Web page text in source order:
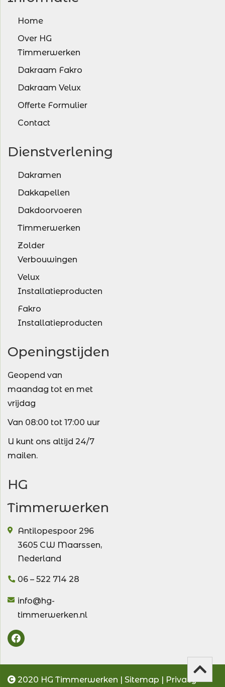
Home
Over HG
Timmerwerken
Dakraam Fakro
Dakraam Velux
Offerte Formulier
Contact
Dienstverlening
Dakramen
Dakkapellen
Dakdoorvoeren
Timmerwerken
Zolder
Verbouwingen
Velux
Installatieproducten
Fakro
Installatieproducten
Openingstijden
Geopend van
maandag tot en met
vrijdag
Van 08:00 tot 17:00 uur
U kunt ons altijd 24/7
mailen.
HG
Timmerwerken
Antilopespoor 296
3605 CW Maarssen,
Nederland
06 – 522 714 28
info@hg-
timmerwerken.nl
2020 HG Timmerwerken | Sitemap | Privacy